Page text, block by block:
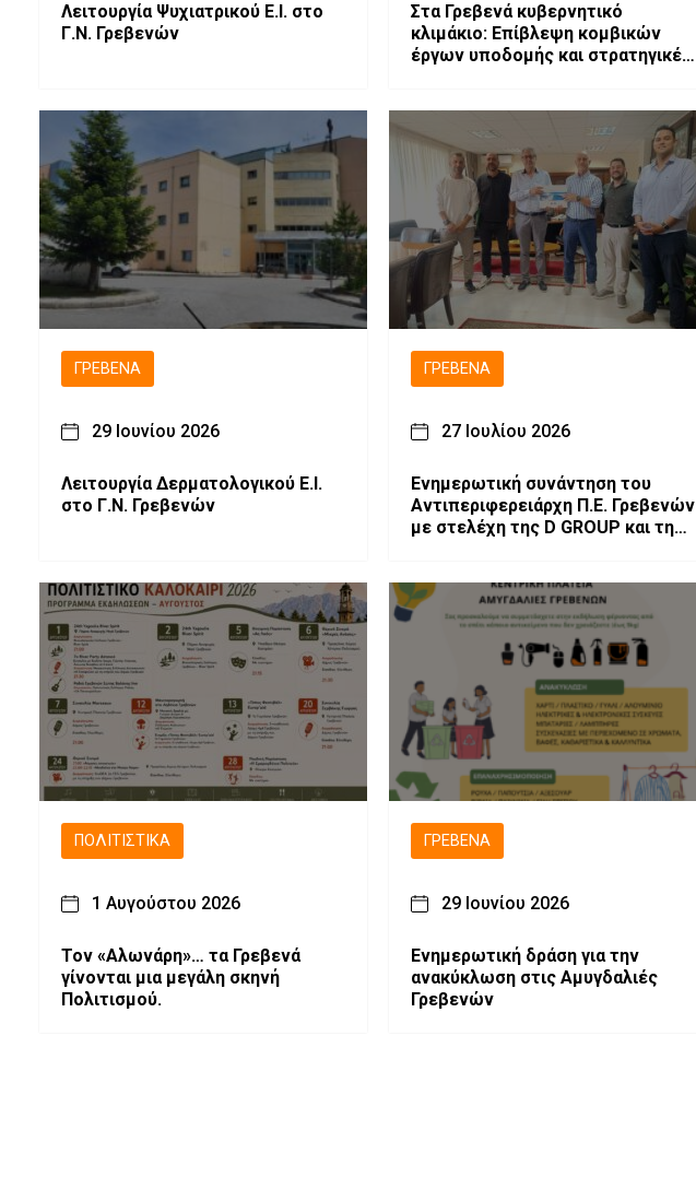
Λειτουργία Ψυχιατρικού Ε.Ι. στο
Γ.Ν. Γρεβενών
Στα Γρεβενά κυβερνητικό
κλιμάκιο: Επίβλεψη κομβικών
έργων υποδομής και στρατηγικές
ΓΡΕΒΕΝΆ
29 Ιουνίου 2026
Λειτουργία Δερματολογικού Ε.Ι.
στο Γ.Ν. Γρεβενών
ΓΡΕΒΕΝΆ
27 Ιουλίου 2026
Ενημερωτική συνάντηση του
Αντιπεριφερειάρχη Π.Ε. Γρεβενών
με στελέχη της D GROUP και της
ΠΟΛΙΤΙΣΤΙΚΆ
1 Αυγούστου 2026
Τον «Αλωνάρη»… τα Γρεβενά
γίνονται μια μεγάλη σκηνή
Πολιτισμού.
ΓΡΕΒΕΝΆ
29 Ιουνίου 2026
Ενημερωτική δράση για την
ανακύκλωση στις Αμυγδαλιές
Γρεβενών